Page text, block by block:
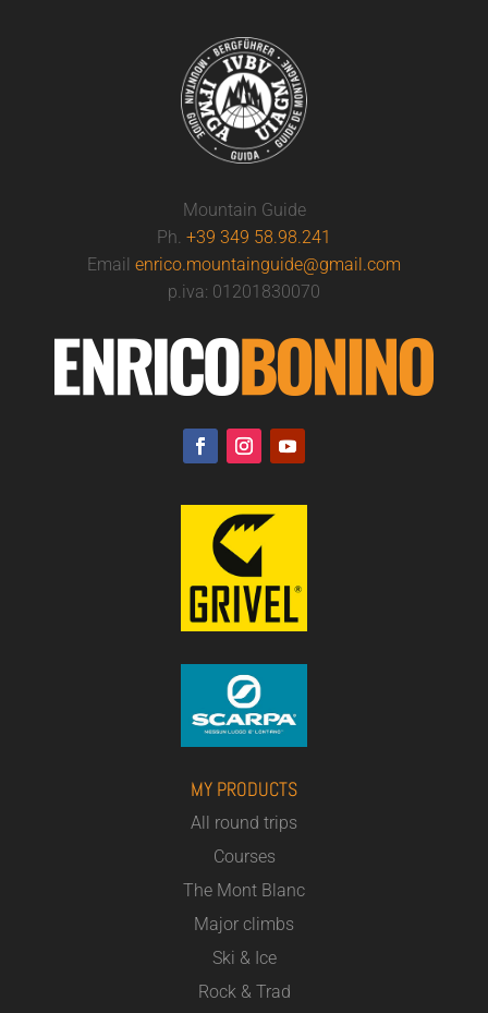
Mountain Guide
Ph. +39 349 58.98.241
Email enrico.mountainguide@gmail.com
p.iva: 01201830070
MY PRODUCTS
All round trips
Courses
The Mont Blanc
Major climbs
Ski & Ice
Rock & Trad